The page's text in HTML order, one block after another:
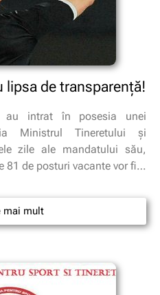
lipsa de transparenţă!
au intrat în posesia unei
Ministrul Tineretului şi
zile ale mandatului său,
81 de posturi vacante vor fi…
mai mult